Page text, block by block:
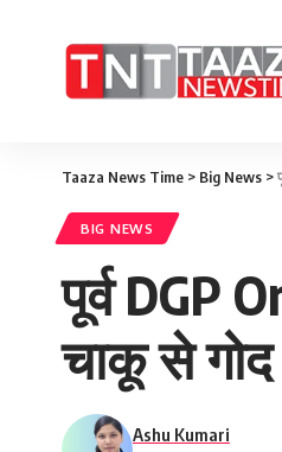
Taaza News Time > Big News >
BIG NEWS
पूर्व DGP
चाकू से गोद
Ashu Kumari